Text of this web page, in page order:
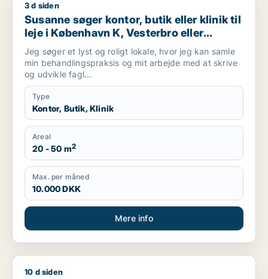
Susanne søger kontor, butik eller klinik til leje i København
3 d siden
Susanne søger kontor, butik eller klinik til
leje i København K, Vesterbro eller
Frederiksberg m.fl.
Jeg søger et lyst og roligt lokale, hvor jeg kan samle
min behandlingspraksis og mit arbejde med at skrive
og udvikle fagl...
Type
Kontor, Butik, Klinik
Areal
20 - 50 m2
Max. per måned
10.000 DKK
Mere info
Emil søger kontor, lager, værksted, butik, klinik, restaurant,
10 d siden